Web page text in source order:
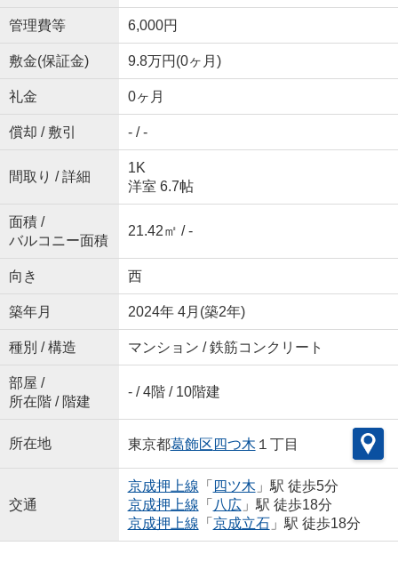
管理費等 6,000円
敷金(保証金) 9.8万円(0ヶ月)
礼金 0ヶ月
償却 / 敷引 - / -
間取り / 詳細
1K
洋室 6.7帖
面積 /
バルコニー面積
21.42㎡ / -
向き 西
築年月 2024年 4月(築2年)
種別 / 構造 マンション / 鉄筋コンクリート
部屋 /
所在階 / 階建
- / 4階 / 10階建
所在地 東京都葛飾区 四つ木 １丁目
交通
京成押上線 「 四ツ木 」駅 徒歩5分
京成押上線 「 八広」駅 徒歩18分
京成押上線 「 京成立石」駅 徒歩18分